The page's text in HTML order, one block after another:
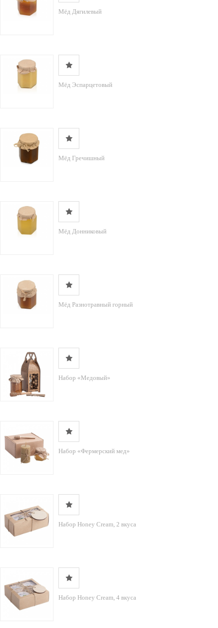
Мёд Дягилевый
Мёд Эспарцетовый
Мёд Гречишный
Мёд Донниковый
Мёд Разнотравный горный
Набор «Медовый»
Набор «Фермерский мед»
Набор Honey Cream, 2 вкуса
Набор Honey Cream, 4 вкуса